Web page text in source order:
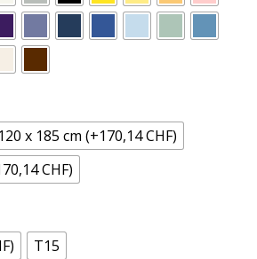
120 x 185 cm (+170,14 CHF)
CHF)
T15